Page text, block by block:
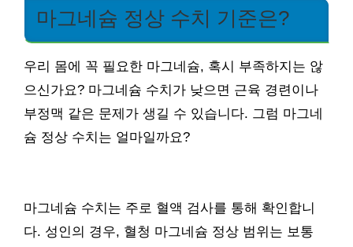
마그네슘 정상 수치 기준은?
우리 몸에 꼭 필요한 마그네슘, 혹시 부족하지는 않
으신가요? 마그네슘 수치가 낮으면 근육 경련이나
부정맥 같은 문제가 생길 수 있습니다. 그럼 마그네
슘 정상 수치는 얼마일까요?
마그네슘 수치는 주로 혈액 검사를 통해 확인합니
다. 성인의 경우, 혈청 마그네슘 정상 범위는 보통